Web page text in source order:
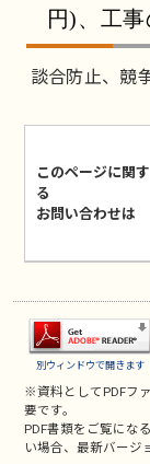
円)、工
談合防止、競
このページに関す
る
お問い合わせは
別ウィンドウで開きます
※資料としてPDFフ
要です。
PDF書類をご覧にな
い場合、最新バージ